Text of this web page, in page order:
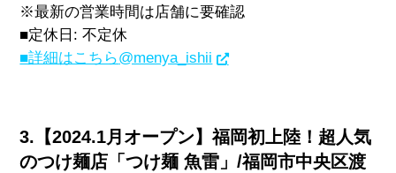
※最新の営業時間は店舗に要確認
■定休日 :不定休
■詳細はこちら@menya_ishii
3.【2024.1月オープン】福岡初上陸！超人気
のつけ麺店「つけ麺 魚雷」/福岡市中央区渡